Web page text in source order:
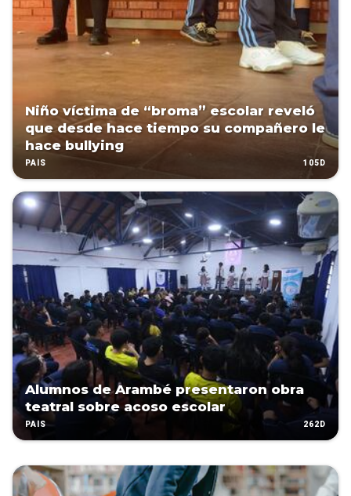
Niño víctima de “broma” escolar reveló
que desde hace tiempo su compañero le
hace bullying
PAÍS 105D
Alumnos de Arambé presentaron obra
teatral sobre acoso escolar
PAÍS 262D